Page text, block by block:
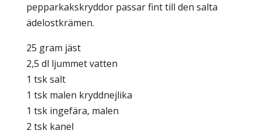
pepparkakskryddor passar fint till den salta
ädelostkrämen.
25 gram jäst
2,5 dl ljummet vatten
1 tsk salt
1 tsk malen kryddnejlika
1 tsk ingefära, malen
2 tsk kanel